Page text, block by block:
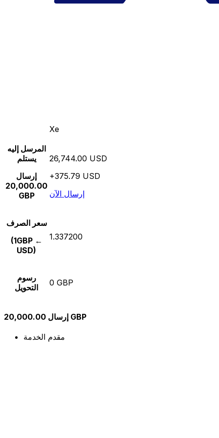
Xe
المرسل إليه
يستلم
إرسال
20,000.00
GBP
26,744.00 USD
+375.79 USD
إرسال الآن
سعر الصرف
(1GBP ←
USD)
1.337200
رسوم
التحويل
0 GBP
إرسال 20,000.00 GBP
مقدم الخدمة